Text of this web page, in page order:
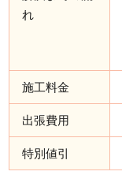
れ
施工料金
出張費用
特別値引